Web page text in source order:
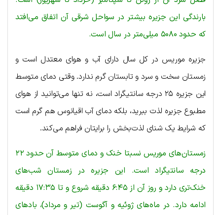
بارندگی این جزیره بیشتر در سواحل شرقی آن اتفاق می‌افتد
که حدود ۵۰۸۰ میلی‌متر در سال است.
جزیره موریس در کل سال دارای آب و هوای معتدل است و
زمستان سخت و سرد و تابستان گرم ندارد. وقتی دمای متوسط
این جزیره ۲۵ درجه سانتیگراد است، نه تنها می‌توانید از هوای
مطبوع جزیره لذت ببرید، بلکه دمای آب اقیانوس هم گرم است
که شرایط یک شنای لذت‌بخش را برایتان فراهم می‌کند.
زمستان‌های موریس نسبتا خنک و دمای متوسط آن حدود ۲۲
درجه سانتیگراد است. این جزیره در زمستان شب‌های
خنک‌تری دارد و روز آن از ۶:۴۵ دقیقه شروع و تا ۱۷:۳۵ دقیقه
ادامه دارد. در ماه‌های ژوئیه و آگوست (تیر و مرداد)، بادهای